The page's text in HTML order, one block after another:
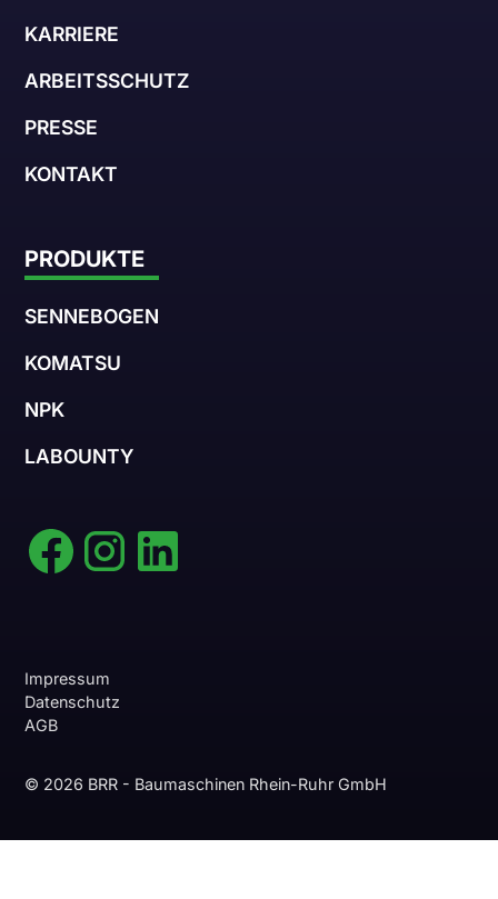
KARRIERE
ARBEITSSCHUTZ
PRESSE
KONTAKT
PRODUKTE
SENNEBOGEN
KOMATSU
NPK
LABOUNTY
© 2026 BRR - Baumaschinen Rhein-Ruhr GmbH
Impressum
Datenschutz
AGB